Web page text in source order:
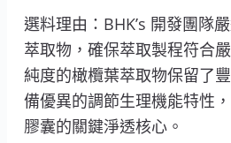
選料理由：BHK’s 開發團隊
萃取物，確保萃取製程符合
純度的橄欖葉萃取物保留了
備優異的調節生理機能特性
膠囊的關鍵淨透核心。